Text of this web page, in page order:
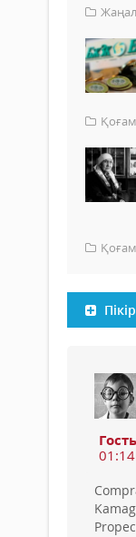
Қоғам
Қоғам
01:14